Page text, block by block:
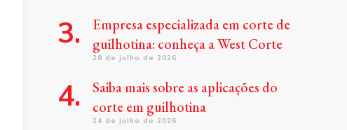
Empresa especializada em corte de
guilhotina: conheça a West Corte
28 de julho de 2026
Saiba mais sobre as aplicações do
corte em guilhotina
24 de julho de 2026